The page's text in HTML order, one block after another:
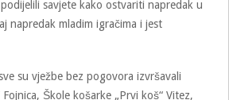
savjete kako ostvariti napredak u
napredak mladim igračima i jest
su vježbe bez pogovora izvršavali
Škole košarke „Prvi koš“ Vitez,